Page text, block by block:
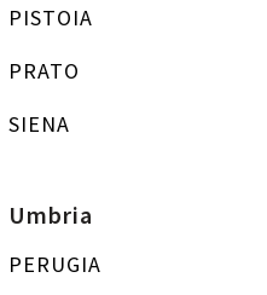
PISTOIA
PRATO
SIENA
Umbria
PERUGIA